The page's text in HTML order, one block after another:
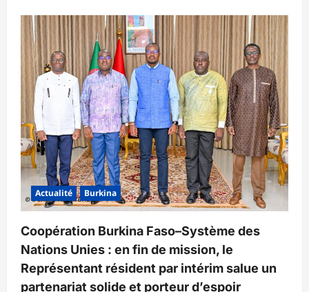
Actualité Burkina
Coopération Burkina Faso–Système des
Nations Unies : en fin de mission, le
Représentant résident par intérim salue un
partenariat solide et porteur d’espoir